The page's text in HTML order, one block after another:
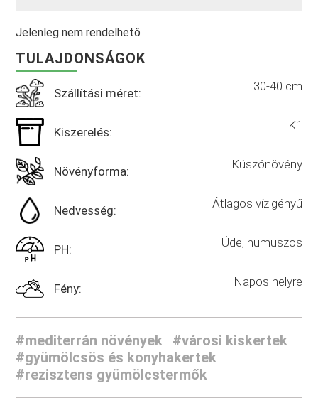
Jelenleg nem rendelhető
TULAJDONSÁGOK
Szállítási méret: 30-40 cm
Kiszerelés: K1
Növényforma: Kúszónövény
Nedvesség: Átlagos vízigényű
PH: Üde, humuszos
Fény: Napos helyre
#mediterrán növények
#városi kiskertek
#gyümölcsös és konyhakertek
#rezisztens gyümölcstermők